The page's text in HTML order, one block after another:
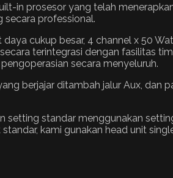
in prosesor yang telah
secara professional.
cukup besar, 4 channel x 50
terintegrasi dengan fasilitas
secara menyeluruh.
berjajar ditambah jalur Aux, dan
setting standar menggunakan
kami gunakan head unit